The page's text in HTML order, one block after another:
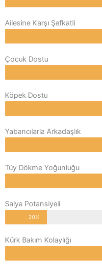
Ailesine Karşı Şefkatli
Çocuk Dostu
Köpek Dostu
Yabancılarla Arkadaşlık
Tüy Dökme Yoğunluğu
Salya Potansiyeli
20%
Kürk Bakım Kolaylığı